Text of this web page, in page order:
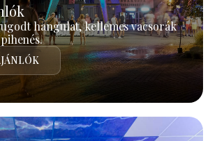
hangulat, kellemes vacsorák